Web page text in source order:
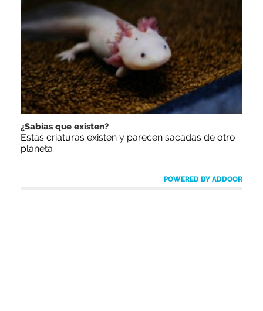
¿Sabías que existen?
Estas criaturas existen y parecen sacadas de otro
planeta
POWERED BY ADDOOR